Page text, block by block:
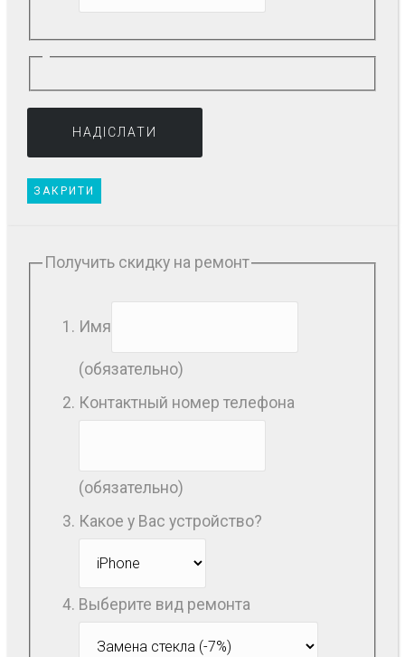
ЗАКРИТИ
Получить скидку на ремонт
Имя
(обязательно)
Контактный номер телефона
(обязательно)
Какое у Вас устройство?
Выберите вид ремонта